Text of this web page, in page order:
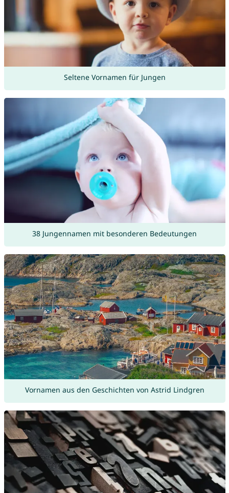
Seltene Vornamen für Jungen
38 Jungennamen mit besonderen Bedeutungen
Vornamen aus den Geschichten von Astrid Lindgren